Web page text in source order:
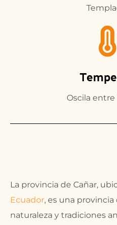
La provincia de Cañar,
Ecuador, es una
naturaleza y tradiciones
Oscila entre